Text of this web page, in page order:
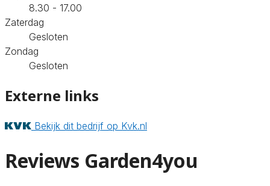
8.30 - 17.00
Zaterdag
Gesloten
Zondag
Gesloten
Externe links
Bekijk dit bedrijf op Kvk.nl
Reviews Garden4you